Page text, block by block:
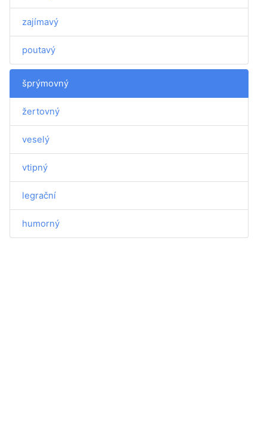
zajímavý
poutavý
šprýmovný
žertovný
veselý
vtipný
legrační
humorný